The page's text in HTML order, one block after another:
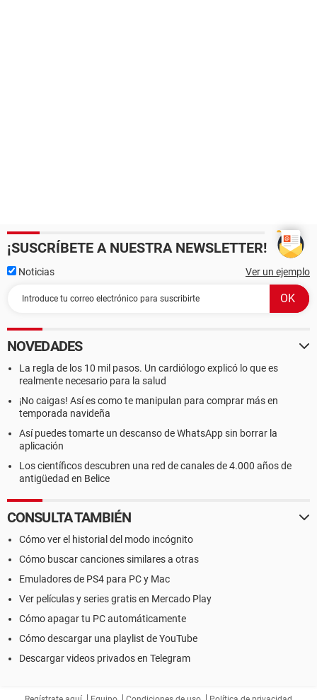
¡SUSCRÍBETE A NUESTRA NEWSLETTER!
Noticias Ver un ejemplo
NOVEDADES
La regla de los 10 mil pasos. Un cardiólogo explicó lo que es
realmente necesario para la salud
¡No caigas! Así es como te manipulan para comprar más en
temporada navideña
Así puedes tomarte un descanso de WhatsApp sin borrar la
aplicación
Los científicos descubren una red de canales de 4.000 años de
antigüedad en Belice
CONSULTA TAMBIÉN
Cómo ver el historial del modo incógnito
Cómo buscar canciones similares a otras
Emuladores de PS4 para PC y Mac
Ver películas y series gratis en Mercado Play
Cómo apagar tu PC automáticamente
Cómo descargar una playlist de YouTube
Descargar videos privados en Telegram